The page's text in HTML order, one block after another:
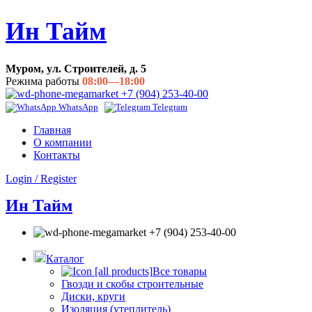
Ин Тайм
Муром, ул. Строителей, д. 5
Режима работы 08:00—18:00
+7 (904) 253-40-00
WhatsApp Telegram
Главная
О компании
Контакты
Login / Register
Ин Тайм
+7 (904) 253-40-00
Каталог
Все товары
Гвозди и скобы строительные
Диски, круги
Изоляция (утеплитель)